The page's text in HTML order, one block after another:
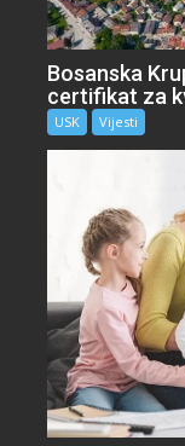
Bosanska
certifikat za
USK Vijesti